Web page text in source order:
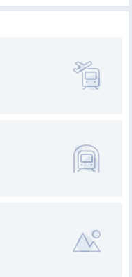
、禮賓服務、叫醒服務、行李寄存等服務，旨